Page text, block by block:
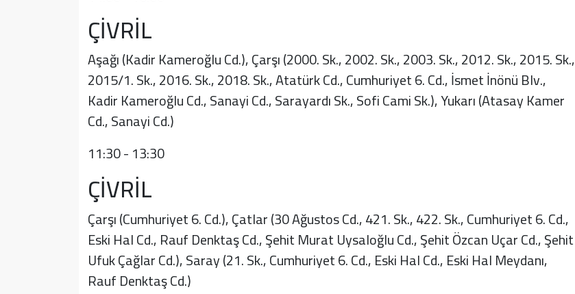
ÇİVRİL
Aşağı (Kadir Kameroğlu Cd.), Çarşı (2000. Sk., 2002. Sk., 2003. Sk., 2012. Sk., 2015. Sk.,
2015/1. Sk., 2016. Sk., 2018. Sk., Atatürk Cd., Cumhuriyet 6. Cd., İsmet İnönü Blv.,
Kadir Kameroğlu Cd., Sanayi Cd., Sarayardı Sk., Sofi Cami Sk.), Yukarı (Atasay Kamer
Cd., Sanayi Cd.)
11:30 - 13:30
ÇİVRİL
Çarşı (Cumhuriyet 6. Cd.), Çatlar (30 Ağustos Cd., 421. Sk., 422. Sk., Cumhuriyet 6. Cd.,
Eski Hal Cd., Rauf Denktaş Cd., Şehit Murat Uysaloğlu Cd., Şehit Özcan Uçar Cd., Şehit
Ufuk Çağlar Cd.), Saray (21. Sk., Cumhuriyet 6. Cd., Eski Hal Cd., Eski Hal Meydanı,
Rauf Denktaş Cd.)